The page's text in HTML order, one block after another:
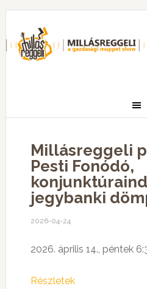
Millásreggeli
Pesti Fonódó,
jegybanki
2026-04-24
2026. április 14., péntek
Részletek